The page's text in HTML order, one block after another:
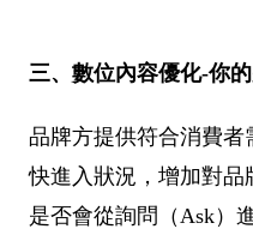
三、數位內容優化-你
品牌方提供符合消費
快進入狀況，增加對
是否會從詢問（Ask）